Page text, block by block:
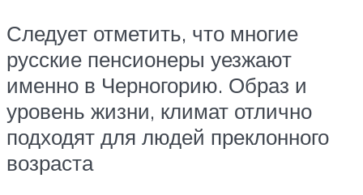
Следует отметить, что многие
русские пенсионеры уезжают
именно в Черногорию. Образ и
уровень жизни, климат отлично
подходят для людей преклонного
возраста